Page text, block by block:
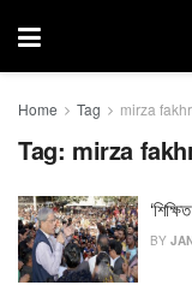
Home Tag mirza
Tag: mirza
BY